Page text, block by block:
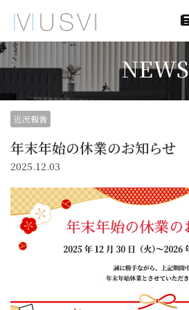
NEWS
近況報告
年末年始の休業のお知らせ
2025.12.03